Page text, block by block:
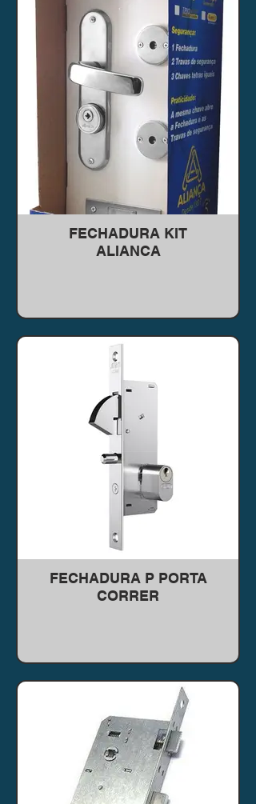
FECHADURA KIT
ALIANCA
FECHADURA P PORTA
CORRER